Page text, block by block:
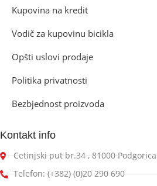
Kupovina na kredit
Vodič za kupovinu bicikla
Opšti uslovi prodaje
Politika privatnosti
Bezbjednost proizvoda
Kontakt info
Cetinjski put br.34 , 81000 Podgorica
Telefon: (+382) (0)20 290 690